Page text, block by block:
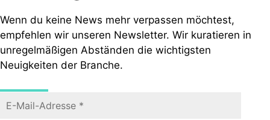
Wenn du keine News mehr verpassen möchtest,
empfehlen wir unseren Newsletter. Wir kuratieren in
unregelmäßigen Abständen die wichtigsten
Neuigkeiten der Branche.